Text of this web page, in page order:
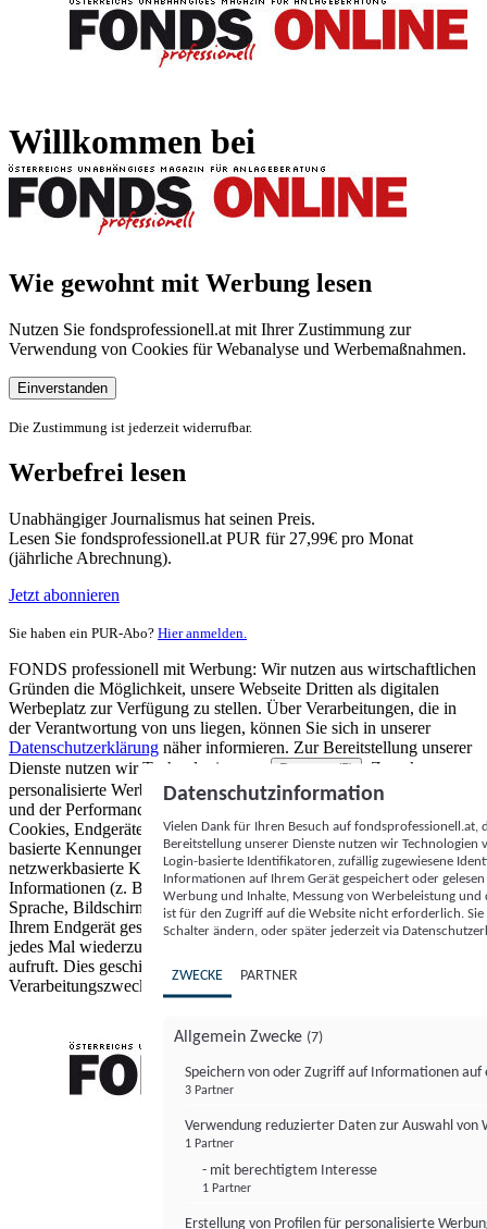
Willkommen bei
Wie gewohnt mit Werbung lesen
Nutzen Sie fondsprofessionell.at mit Ihrer Zustimmung zur
Verwendung von Cookies für Webanalyse und Werbemaßnahmen.
Einverstanden
Die Zustimmung ist jederzeit widerrufbar.
Werbefrei lesen
Unabhängiger Journalismus hat seinen Preis.
Lesen Sie fondsprofessionell.at PUR für 27,99€ pro Monat
(jährliche Abrechnung).
Jetzt abonnieren
Sie haben ein PUR-Abo? Hier anmelden.
FONDS professionell mit Werbung: Wir nutzen aus wirtschaftlichen
Gründen die Möglichkeit, unsere Webseite Dritten als digitalen
Werbeplatz zur Verfügung zu stellen. Über Verarbeitungen, die in
der Verantwortung von uns liegen, können Sie sich in unserer
Datenschutzerklärung näher informieren. Zur Bereitstellung unserer
Dienste nutzen wir Technologien von
Partnern (5)
. Zwecke:
personalisierte Werbung und Inhalte, Messung von Werbeleistung
und der Performance von Inhalten sowie Zielgruppenforschung.
Cookies, Endgeräte- oder ähnliche Online-Kennungen (z. B. login-
basierte Kennungen, zufällig generierte Kennungen,
netzwerkbasierte Kennungen) können zusammen mit anderen
Informationen (z. B. Browsertyp und Browserinformationen,
Sprache, Bildschirmgröße, unterstützte Technologien usw.) auf
Ihrem Endgerät gespeichert oder von dort ausgelesen werden, um es
jedes Mal wiederzuerkennen, wenn es eine App oder einer Webseite
aufruft. Dies geschieht für einen oder mehrere der hier aufgeführten
Verarbeitungszwecke.
Datenschutzinformation
Vielen Dank für Ihren Besuch auf
Bereitstellung unserer Dienste nutzen wir Technologien
Login-basierte Identifikatoren, zufällig zugewiesene
Informationen auf Ihrem Gerät gespeichert oder
Werbung und Inhalte, Messung von Werbeleistung
ist für den Zugriff auf die Website nicht erforderlich.
Schalter ändern, oder später jederzeit via
ZWECKE PARTNER
Allgemein Zwecke (7)
Speichern von oder Zugriff auf Informationen auf
3 Partner
Verwendung reduzierter Daten zur Auswahl von
1 Partner
- mit berechtigtem Interesse
1 Partner
Erstellung von Profilen für personalisierte
FONDS professionell